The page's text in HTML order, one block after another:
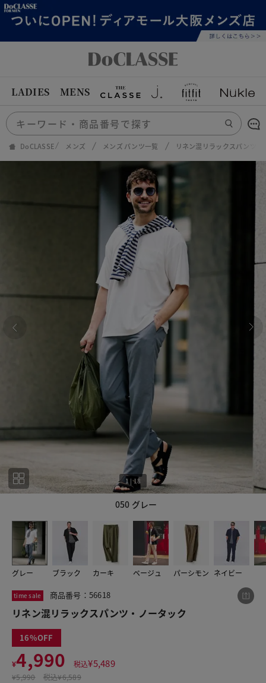
LADIES MENS
DoCLASSE メンズ メンズ パンツ一覧 リネン混リラックスパンツ・
050 グレー
1 |18
グレー ブラック カーキ ベージュ パーシモン ネイビー
18
time sale 商品番号：56618
リネン混リラックスパンツ・ノータック
16
¥4,990 税込¥5,489
¥5,990 税込¥6,589
この商品をシェアする
リネン混リラックスパンツ・ノータック